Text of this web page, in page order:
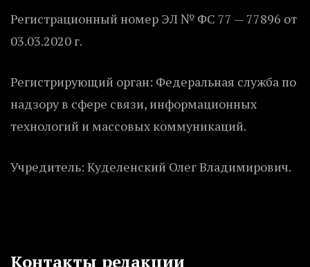
Регистрационный номер ЭЛ № ФС 77 — 77896 от
03.03.2020 г.
Регистрирующий орган: Федеральная служба по
надзору в сфере связи, информационных
технологий и массовых коммуникаций.
Учредитель: Куделенский Олег Владимирович.
Контакты редакции